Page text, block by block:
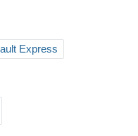
Express